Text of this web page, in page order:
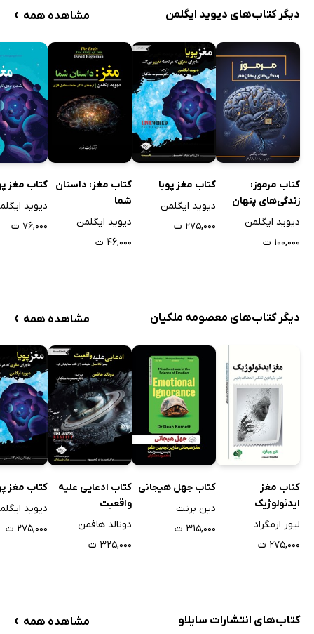
دیگر کتاب‌های دیوید ایگلمن مشاهده همه ›
کتاب مرموز:
زندگی‌های پنهان
مغز
دیوید ایگلمن
۱۰۰,۰۰۰ ت
کتاب مغز پویا
دیوید ایگلمن
۲۷۵,۰۰۰ ت
کتاب مغز: داستان
شما
دیوید ایگلمن
۴۶,۰۰۰ ت
کتاب مغز
دیوید
۷۶,۰۰۰ ت
دیگر کتاب‌های معصومه ملکیان مشاهده همه ›
کتاب مغز
ایدئولوژیک
لیور ازمگراد
۲۷۵,۰۰۰ ت
کتاب جهل هیجانی
دین برنت
۳۱۵,۰۰۰ ت
کتاب ادعایی علیه
واقعیت
دونالد هافمن
۳۲۵,۰۰۰ ت
کتاب مغز
دیوید
۲۷۵,۰۰۰ ت
کتاب‌های انتشارات سایلاو مشاهده همه ›